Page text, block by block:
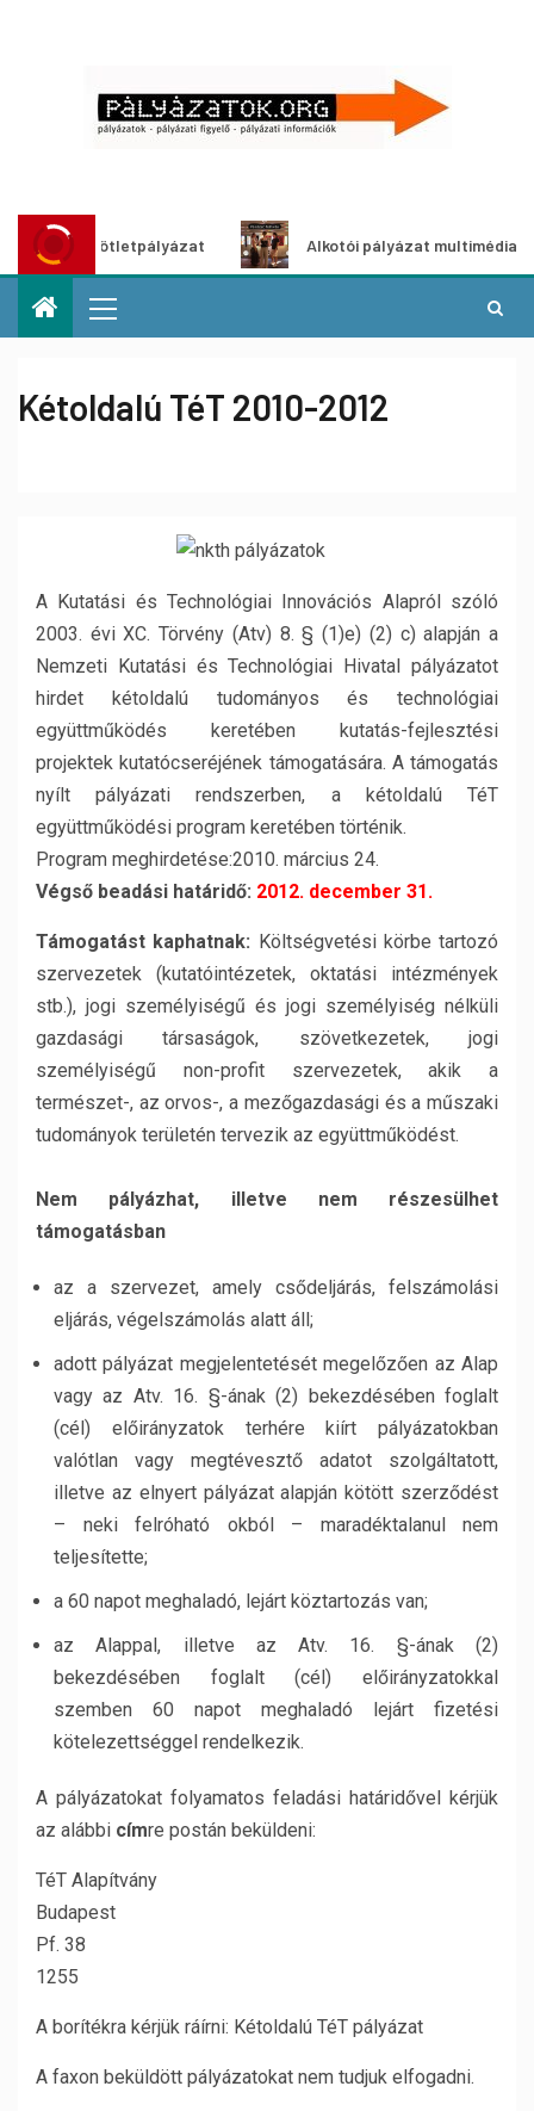
ötletpályázat Alkotói pályázat multimédia-
Kétoldalú TéT 2010-2012
A Kutatási és Technológiai Innovációs Alapról szóló
2003. évi XC. Törvény (Atv) 8. § (1)e) (2) c) alapján a
Nemzeti Kutatási és Technológiai Hivatal pályázatot
hirdet kétoldalú tudományos és technológiai
együttműködés keretében kutatás-fejlesztési
projektek kutatócseréjének támogatására. A támogatás
nyílt pályázati rendszerben, a kétoldalú TéT
együttműködési program keretében történik.
Program meghirdetése:2010. március 24.
Végső beadási határidő: 2012. december 31.
Támogatást kaphatnak: Költségvetési körbe tartozó
szervezetek (kutatóintézetek, oktatási intézmények
stb.), jogi személyiségű és jogi személyiség nélküli
gazdasági társaságok, szövetkezetek, jogi
személyiségű non-profit szervezetek, akik a
természet-, az orvos-, a mezőgazdasági és a műszaki
tudományok területén tervezik az együttműködést.
Nem pályázhat, illetve nem részesülhet
támogatásban
az a szervezet, amely csődeljárás, felszámolási
eljárás, végelszámolás alatt áll;
adott pályázat megjelentetését megelőzően az Alap
vagy az Atv. 16. §-ának (2) bekezdésében foglalt
(cél) előirányzatok terhére kiírt pályázatokban
valótlan vagy megtévesztő adatot szolgáltatott,
illetve az elnyert pályázat alapján kötött szerződést
– neki felróható okból – maradéktalanul nem
teljesítette;
a 60 napot meghaladó, lejárt köztartozás van;
az Alappal, illetve az Atv. 16. §-ának (2)
bekezdésében foglalt (cél) előirányzatokkal
szemben 60 napot meghaladó lejárt fizetési
kötelezettséggel rendelkezik.
A pályázatokat folyamatos feladási határidővel kérjük
az alábbi címre postán beküldeni:
TéT Alapítvány
Budapest
Pf. 38
1255
A borítékra kérjük ráírni: Kétoldalú TéT pályázat
A faxon beküldött pályázatokat nem tudjuk elfogadni.